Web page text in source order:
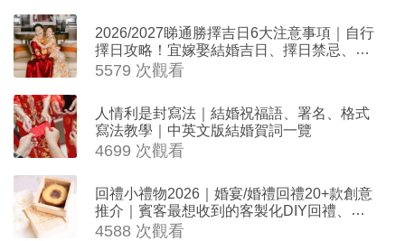
2026/2027睇通勝擇吉日6大注意事項｜自行
擇日攻略！宜嫁娶結婚吉日、擇日禁忌、相
沖生肖一覽
5579 次觀看
人情利是封寫法｜結婚祝福語、署名、格式
寫法教學｜中英文版結婚賀詞一覽
4699 次觀看
回禮小禮物2026｜婚宴/婚禮回禮20+款創意
推介｜賓客最想收到的客製化DIY回禮、姊
妹禮物（持續更新）
4588 次觀看